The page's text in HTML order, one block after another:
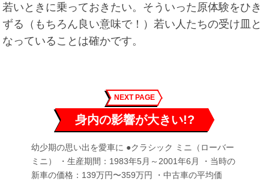
若いときに乗っておきたい。そういった原体験をひき
ずる（もちろん良い意味で！）若い人たちの受け皿と
なっていることは確かです。
NEXT PAGE
身内の影響が大きい!?
幼少期の思い出を愛車に ●クラシック ミニ（ローバー
ミニ） ・生産期間：1983年5月～2001年6月 ・当時の
新車の価格：139万円〜359万円 ・中古車の平均価